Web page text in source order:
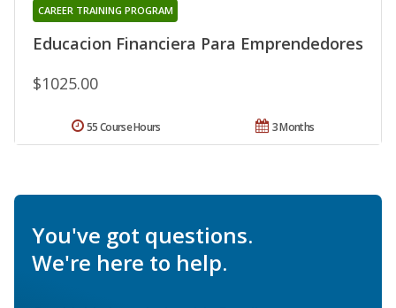
Educacion Financiera Para Emprendedores
CAREER TRAINING PROGRAM
$1025.00
3 Months
55 Course Hours
You've got questions.
We're here to help.